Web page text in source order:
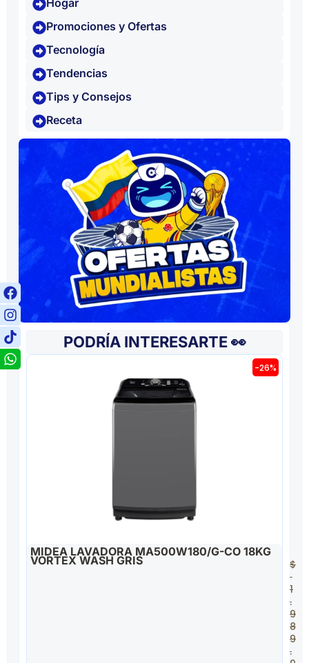
Hogar
Promociones y Ofertas
Tecnología
Tendencias
Tips y Consejos
Receta
PODRÍA INTERESARTE 👀
-26%
MIDEA LAVADORA MA500W180/G-CO 18KG
VORTEX WASH GRIS
$
1
.
9
8
9
.